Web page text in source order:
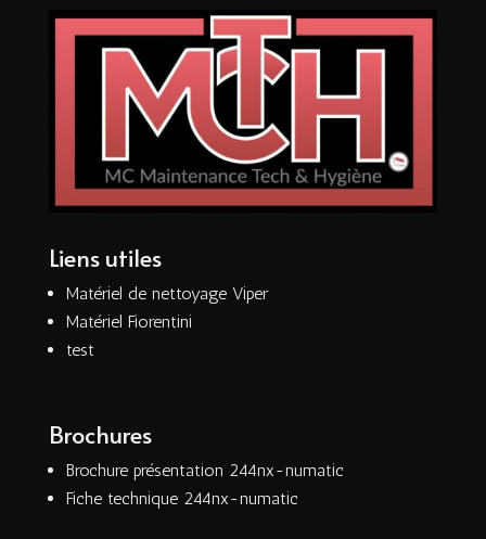
Liens utiles
Matériel de nettoyage Viper
Matériel Fiorentini
test
Brochures
Brochure présentation 244nx-numatic
Fiche technique 244nx-numatic